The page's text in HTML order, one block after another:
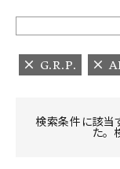
ARCH
BRAND
G.R.P.
検索条件に該当
た。